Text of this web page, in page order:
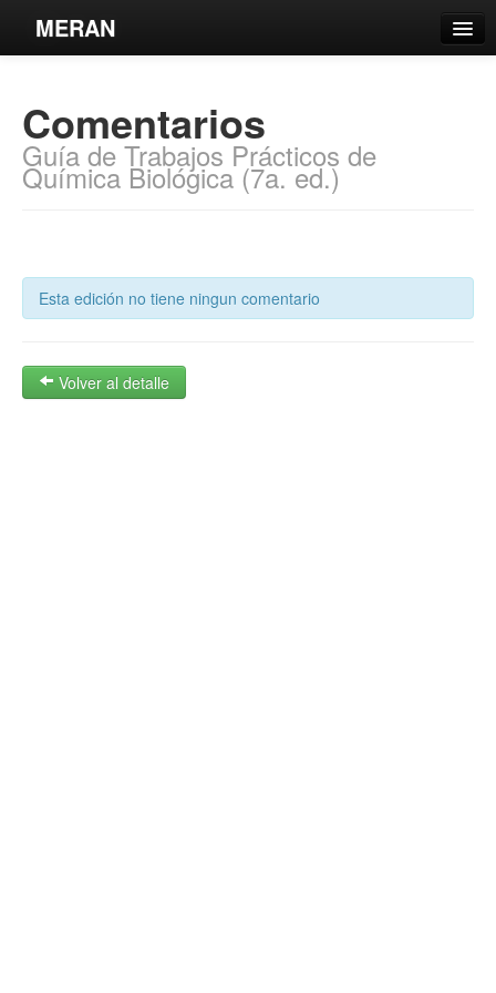
MERAN
Búsqueda Avanzada
Estantes Virtuales
Contacto
Iniciar sesión
Comentarios
Guía de Trabajos Prácticos de
Química Biológica (7a. ed.)
Esta edición no tiene ningun comentario
Volver al detalle